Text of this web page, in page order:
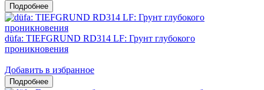
düfa: TIEFGRUND RD314 LF: Грунт глубокого
проникновения
Добавить в избранное